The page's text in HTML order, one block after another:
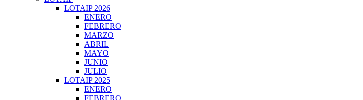
LOTAIP 2026
ENERO
FEBRERO
MARZO
ABRIL
MAYO
JUNIO
JULIO
LOTAIP 2025
ENERO
FEBRERO